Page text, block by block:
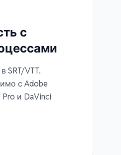
с
SRT/VTT.
с Adobe
Pro и DaVinci